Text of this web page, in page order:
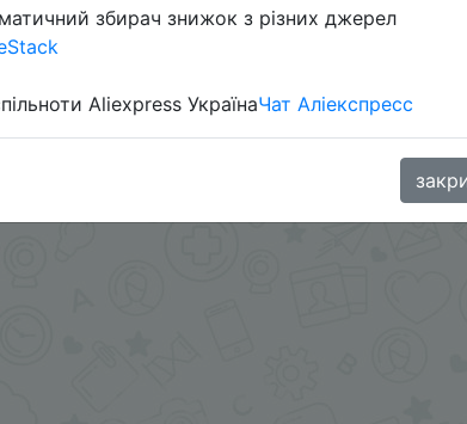
t.me/s/ChinaGoodBuy/108378
збирач знижок з різних джерел
Aliexpress УкраїнаЧат Аліекспресс